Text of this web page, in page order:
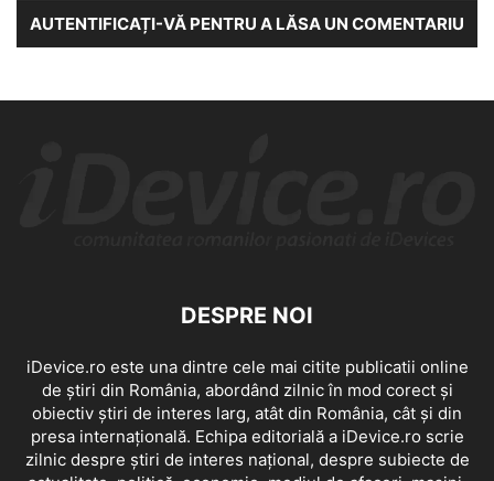
AUTENTIFICAȚI-VĂ PENTRU A LĂSA UN COMENTARIU
DESPRE NOI
iDevice.ro este una dintre cele mai citite publicatii online
de știri din România, abordând zilnic în mod corect și
obiectiv știri de interes larg, atât din România, cât și din
presa internațională. Echipa editorială a iDevice.ro scrie
zilnic despre știri de interes național, despre subiecte de